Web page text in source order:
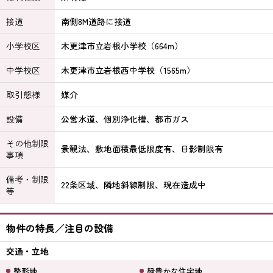
接道
南側8M道路に接道
小学校区
木更津市立岩根小学校（664m）
中学校区
木更津市立岩根西中学校（1565m）
取引態様
媒介
設備
公営水道、個別浄化槽、都市ガス
その他制限
事項
景観法、敷地面積最低限度有、日影制限有
備考・制限
等
22条区域、隣地斜線制限、現在造成中
物件の特長／注目の設備
交通・立地